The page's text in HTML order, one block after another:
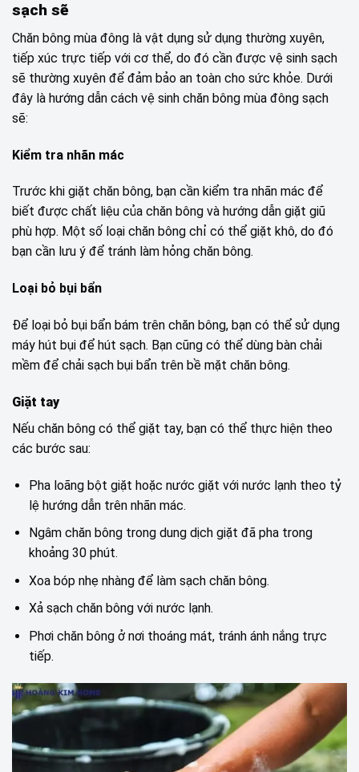
sạch sẽ
Chăn bông mùa đông là vật dụng sử dụng thường xuyên,
tiếp xúc trực tiếp với cơ thể, do đó cần được vệ sinh sạch
sẽ thường xuyên để đảm bảo an toàn cho sức khỏe. Dưới
đây là hướng dẫn cách vệ sinh chăn bông mùa đông sạch
sẽ:
Kiểm tra nhãn mác
Trước khi giặt chăn bông, bạn cần kiểm tra nhãn mác để
biết được chất liệu của chăn bông và hướng dẫn giặt giũ
phù hợp. Một số loại chăn bông chỉ có thể giặt khô, do đó
bạn cần lưu ý để tránh làm hỏng chăn bông.
Loại bỏ bụi bẩn
Để loại bỏ bụi bẩn bám trên chăn bông, bạn có thể sử dụng
máy hút bụi để hút sạch. Bạn cũng có thể dùng bàn chải
mềm để chải sạch bụi bẩn trên bề mặt chăn bông.
Giặt tay
Nếu chăn bông có thể giặt tay, bạn có thể thực hiện theo
các bước sau:
Pha loãng bột giặt hoặc nước giặt với nước lạnh theo tỷ
lệ hướng dẫn trên nhãn mác.
Ngâm chăn bông trong dung dịch giặt đã pha trong
khoảng 30 phút.
Xoa bóp nhẹ nhàng để làm sạch chăn bông.
Xả sạch chăn bông với nước lạnh.
Phơi chăn bông ở nơi thoáng mát, tránh ánh nắng trực
tiếp.